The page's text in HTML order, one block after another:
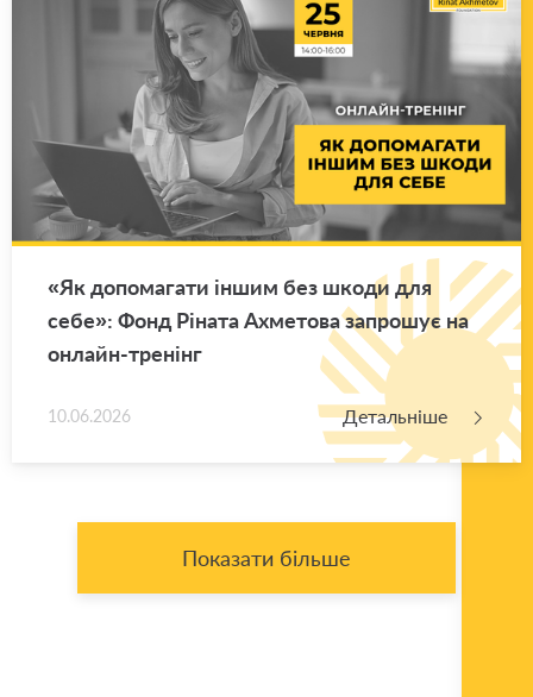
«Як до­по­ма­га­ти іншим без шкоди для
себе»: Фонд Рі­на­та Ахме­то­ва за­про­шує на
он­лайн-тре­нінг
10.06.2026 Детальніше
Показати більше